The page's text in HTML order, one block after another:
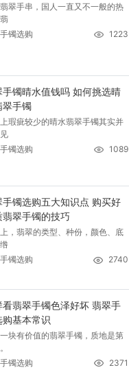
翠手串，国人一直又不一般的热
镯选购
1223
手镯晴水值钱吗 如何挑选晴
翠手镯
瑕疵较少的晴水翡翠手镯其实并
镯选购
1089
手镯选购五大知识点 购买好
翡翠手镯的技巧
，翡翠的类型、种份，颜色、底
镯选购
2740
看翡翠手镯色泽好坏 翡翠手
购基本常识
块有价值的翡翠手镯，质地是第
镯选购
2371